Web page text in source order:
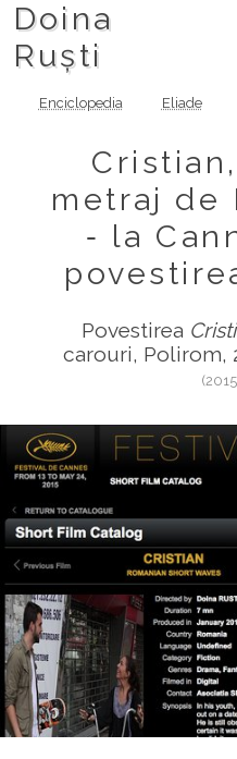
Doina
Ruști
Enciclopedia Eliade
metraj de
‑ la
Povestirea
carouri, Polirom,